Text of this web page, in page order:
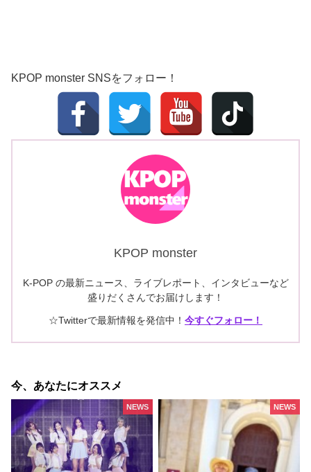
KPOP monster SNSをフォロー！
KPOP monster
K-POP の最新ニュース、ライブレポート、インタビューなど
盛りだくさんでお届けします！
☆Twitterで最新情報を発信中！ 今すぐフォロー！
今、あなたにオススメ
NEWS NEWS